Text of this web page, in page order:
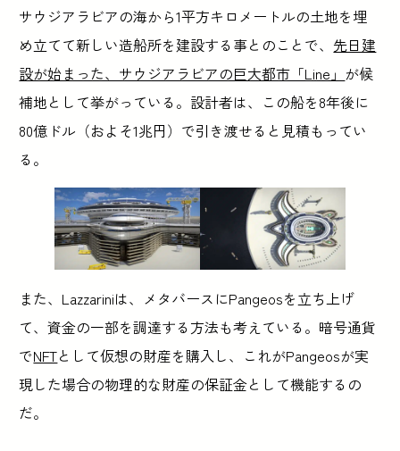
サウジアラビアの海から1平方キロメートルの土地を埋
め立てて新しい造船所を建設する事とのことで、 先日建
設が始まった、サウジアラビアの巨大都市「Line」 が候
補地として挙がっている。設計者は、この船を8年後に
80億ドル（およそ1兆円）で引き渡せると見積もってい
る。
また、Lazzariniは、メタバースにPangeosを立ち上げ
て、資金の一部を調達する方法も考えている。暗号通貨
でNFTとして仮想の財産を購入し、これがPangeosが実
現した場合の物理的な財産の保証金として機能するの
だ。